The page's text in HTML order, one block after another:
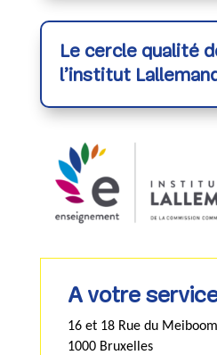
Le cercle qualité
l’institut
A votre
16 et 18 Rue du Meiboom
1000 Bruxelles